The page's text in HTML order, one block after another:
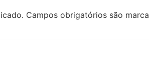
Campos obrigatórios são